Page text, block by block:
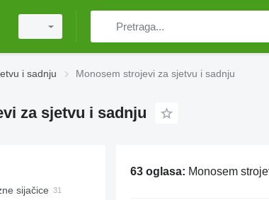
i sadnju Monosem strojevi za sjetvu i sadnju
za sjetvu i sadnju
sijačice
63 oglasa: Monosem